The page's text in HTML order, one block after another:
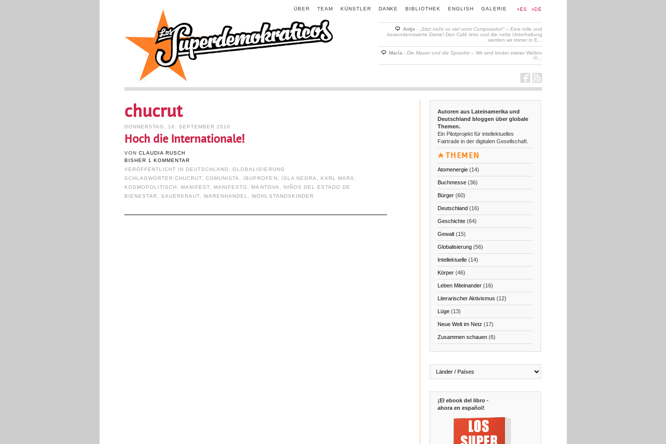
GALERIE
ENGLISH
BIBLIOTHEK
DANKE
KÜNSTLER
TEAM
ÜBER
Antje - „Sitzt nicht so viel vorm Computador!“– Eine tolle und
bewundernswerte Dame! Den Café tinto und die nette Unterhaltung
werden wir immer in E...
María - Die Mauer und die Sprache – Wir sind kinder zweier Welten
!!!...
chucrut
DONNERSTAG, 16. SEPTEMBER 2010
Hoch die Internationale!
VON CLAUDIA RUSCH
BISHER 1 KOMMENTAR
VERÖFFENTLICHT IN DEUTSCHLAND ,GLOBALISIERUNG
SCHLAGWÖRTER:CHUCRUT,COMUNISTA IBUPROFEN ISLA NEGRA KARL MARX
KOSMOPOLITISCH
MANIFEST MANIFESTO MANTOVA
NIÑOS DEL ESTADO DE
BIENESTAR
SAUERKRAUT ,WARENHANDEL ,WOHLSTANDSKINDER
Autoren aus Lateinamerika und
Deutschland bloggen über globale
Themen.
Ein Pilotprojekt für intellektuelles
Fairtrade in der digitalen Gesellschaft.
THEMEN
Atomenergie(14)
Buchmesse(36)
Bürger(60)
Deutschland(16)
Geschichte(64)
Gewalt(15)
Globalisierung(56)
Intellektuelle(14)
Körper(46)
Leben Miteinander(16)
Literarischer Aktivismus (12)
Lüge(13)
Neue Welt im Netz (17)
Zusammen schauen(6)
¡El ebook del libro -
ahora en español!